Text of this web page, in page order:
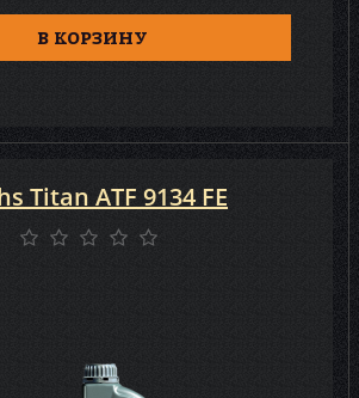
В КОРЗИНУ
Titan ATF 9134 FE